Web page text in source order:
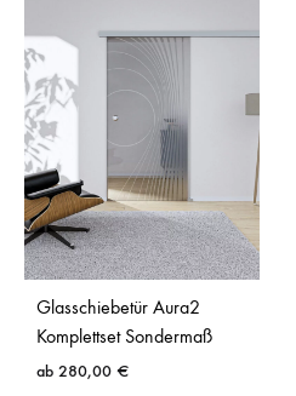
Glasschiebetür Aura2
Komplettset Sondermaß
ab 280,00 €